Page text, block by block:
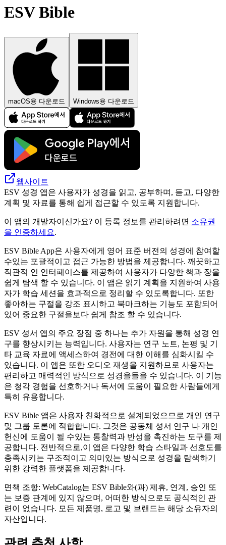
ESV Bible
macOS용 다운로드 Windows용 다운로드
웹사이트
ESV 성경 앱은 사용자가 성경을 읽고, 공부하며, 듣고, 다양한
계획 및 자료를 통해 쉽게 접근할 수 있도록 지원합니다.
이 앱의 개발자이신가요? 이 등록 정보를 관리하려면 소유권
을 인증하세요.
ESV Bible App은 사용자에게 영어 표준 버전의 성경에 참여할
수있는 포괄적이고 접근 가능한 방법을 제공합니다. 깨끗하고
직관적 인 인터페이스를 제공하여 사용자가 다양한 책과 장을
쉽게 탐색 할 수 있습니다. 이 앱은 읽기 계획을 지원하여 사용
자가 학습 세션을 효과적으로 정리할 수 있도록합니다. 또한
좋아하는 구절을 강조 표시하고 북마크하는 기능도 포함되어
있어 중요한 구절을보다 쉽게 ​​참조 할 수 있습니다.
ESV 성서 앱의 주요 장점 중 하나는 추가 자원을 통해 성경 연
구를 향상시키는 능력입니다. 사용자는 연구 노트, 논평 및 기
타 교육 자료에 액세스하여 경전에 대한 이해를 심화시킬 수
있습니다. 이 앱은 또한 오디오 재생을 지원하므로 사용자는
편리하고 매력적인 방식으로 성경을들을 수 있습니다. 이 기능
은 청각 경험을 선호하거나 독서에 도움이 필요한 사람들에게
특히 유용합니다.
ESV Bible 앱은 사용자 친화적으로 설계되었으므로 개인 연구
및 그룹 토론에 적합합니다. 그것은 공동체 성서 연구 나 개인
헌신에 도움이 될 수있는 통찰력과 반성을 촉진하는 도구를 제
공합니다. 전반적으로,이 앱은 다양한 학습 스타일과 선호도를
충족시키는 구조적이고 의미있는 방식으로 성경을 탐색하기
위한 강력한 플랫폼을 제공합니다.
면책 조항: WebCatalog는 ESV Bible와(과) 제휴, 연계, 승인 또
는 보증 관계에 있지 않으며, 어떠한 방식으로도 공식적인 관
련이 없습니다. 모든 제품명, 로고 및 브랜드는 해당 소유자의
자산입니다.